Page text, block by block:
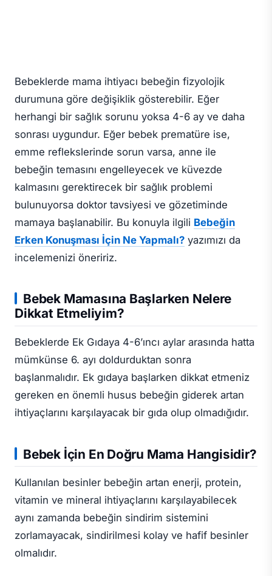
​​​​​​Bebeklerde mama ihtiyacı bebeğin fizyolojik
durumuna göre değişiklik gösterebilir. Eğer
herhangi bir sağlık sorunu yoksa 4-6 ay ve daha
sonrası uygundur. Eğer bebek prematüre ise,
emme reflekslerinde sorun varsa, anne ile
bebeğin temasını engelleyecek ve küvezde
kalmasını gerektirecek bir sağlık problemi
bulunuyorsa doktor tavsiyesi ve gözetiminde
mamaya başlanabilir. Bu konuyla ilgili Bebeğin
Erken Konuşması İçin Ne Yapmalı? yazımızı da
incelemenizi öneririz.
Bebek Mamasına Başlarken Nelere
Dikkat Etmeliyim?
Bebeklerde Ek Gıdaya 4-6’ıncı aylar arasında hatta
mümkünse 6. ayı doldurduktan sonra
başlanmalıdır. Ek gıdaya başlarken dikkat etmeniz
gereken en önemli husus bebeğin giderek artan
ihtiyaçlarını karşılayacak bir gıda olup olmadığıdır.
Bebek İçin En Doğru Mama Hangisidir?
Kullanılan besinler bebeğin artan enerji, protein,
vitamin ve mineral ihtiyaçlarını karşılayabilecek
aynı zamanda bebeğin sindirim sistemini
zorlamayacak, sindirilmesi kolay ve hafif besinler
olmalıdır.